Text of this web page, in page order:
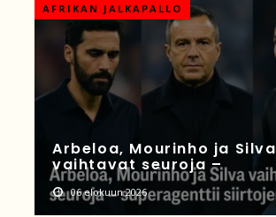
AFRIKAN JALKAPALLO
Arbeloa, Mourinho ja Silva
vaihtavat seuroja –
06 elokuun 2026